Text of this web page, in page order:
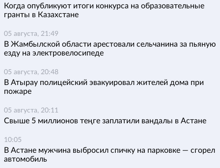
Когда опубликуют итоги конкурса на образовательные
гранты в Казахстане
05 августа, 21:49
В Жамбылской области арестовали сельчанина за пьяную
езду на электровелосипеде
05 августа, 20:48
В Атырау полицейский эвакуировал жителей дома при
пожаре
05 августа, 20:11
Свыше 5 миллионов теңге заплатили вандалы в Астане
10:05
В Астане мужчина выбросил спичку на парковке — сгорел
автомобиль